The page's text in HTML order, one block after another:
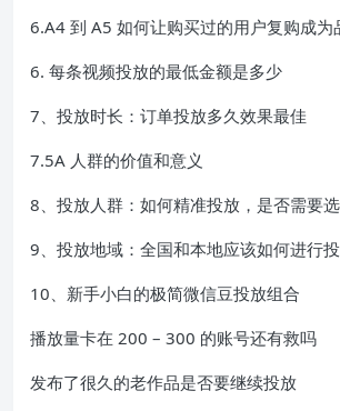
6.A4 到 A5 如何让购买过的用户复购成为
6. 每条视频投放的最低金额是多少
7、投放时长：订单投放多久效果最佳
7.5A 人群的价值和意义
8、投放人群：如何精准投放，是否需要
9、投放地域：全国和本地应该如何进行
10、新手小白的极简微信豆投放组合
播放量卡在 200 – 300 的账号还有救吗
发布了很久的老作品是否要继续投放